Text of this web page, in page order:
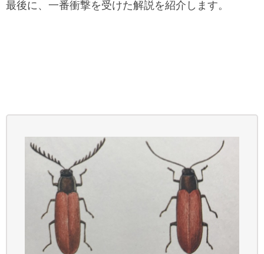
最後に、一番衝撃を受けた解説を紹介します。